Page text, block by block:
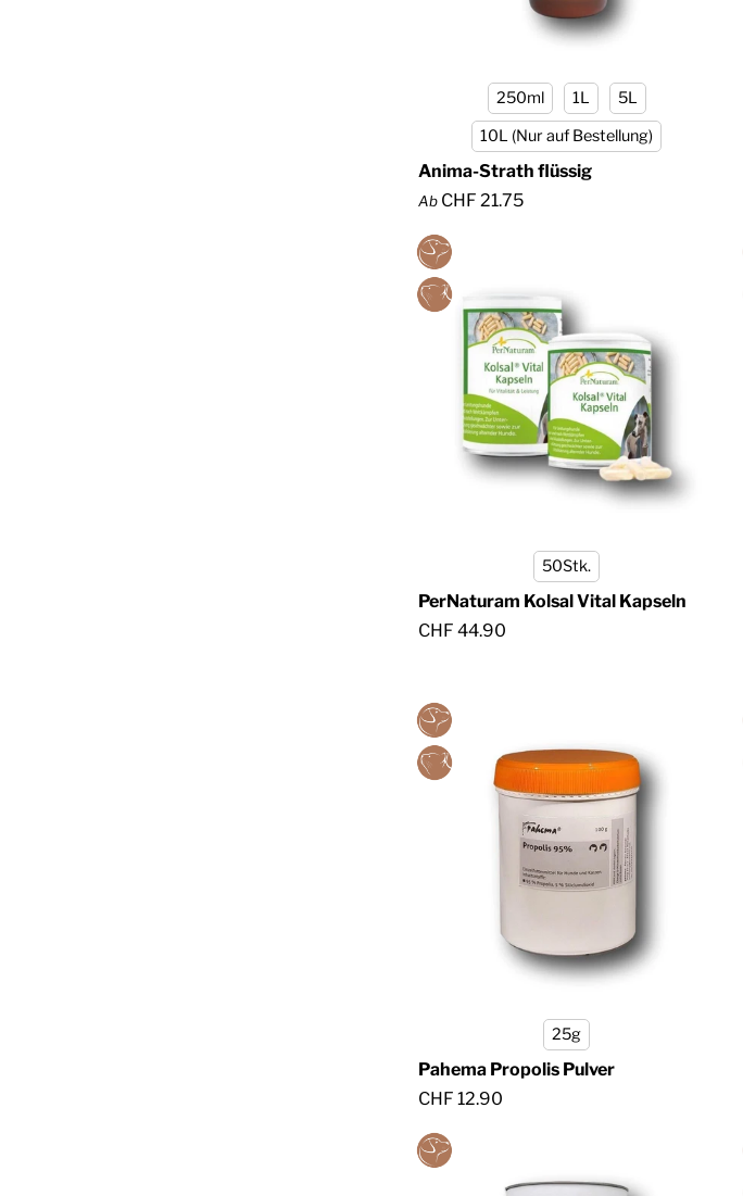
250ml 1L
5L
10L (Nur auf Bestellung)
Anima-Strath flüssig
Ab CHF 21.75
50Stk.
PerNaturam Kolsal Vital Kapseln
CHF 44.90
25g
Pahema Propolis Pulver
CHF 12.90